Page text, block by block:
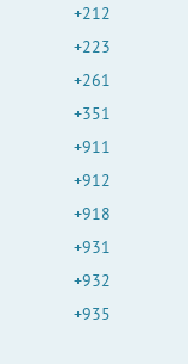
+212
+223
+261
+351
+911
+912
+918
+931
+932
+935